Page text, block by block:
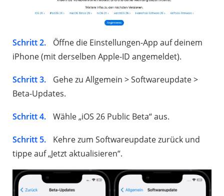
Schritt 2.
Öffne die Einstellungen-App auf deinem
iPhone (mit derselben Apple-ID angemeldet).
Schritt 3.
Gehe zu Allgemein > Softwareupdate >
Beta-Updates.
Schritt 4. Wähle „iOS 26 Public Beta“ aus.
Schritt 5.
Kehre zum Softwareupdate zurück und
tippe auf „Jetzt aktualisieren“.